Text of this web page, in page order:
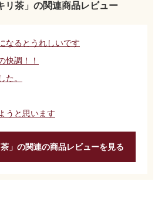
リ茶」の関連商品レビュー
なるとうれしいです
快調！！
た。
うと思います
茶」の関連の商品レビューを見る